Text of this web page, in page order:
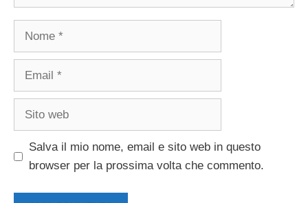
Nome
Email
Sito
Salva il mio nome, email e sito web in questo
browser per la prossima volta che commento.